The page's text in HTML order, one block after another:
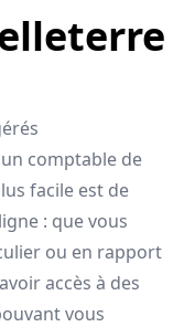
comptable de
facile est de
: que vous
ou en rapport
accès à des
vous